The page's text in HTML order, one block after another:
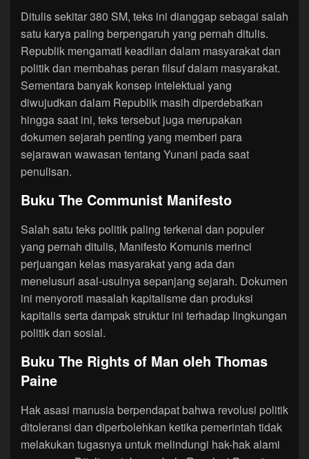
Ditulis sekitar 380 SM, teks ini dianggap sebagai salah
satu karya paling berpengaruh yang pernah ditulis.
Republik mengamati keadilan dalam masyarakat dan
politik dan membahas peran filsuf dalam masyarakat.
Sementara banyak konsep intelektual yang
diwujudkan dalam Republik masih diperdebatkan
hingga saat ini, teks tersebut juga merupakan
dokumen sejarah penting yang memberi para
sejarawan wawasan tentang Yunani pada saat
penulisan.
Buku The Communist Manifesto
Salah satu teks politik paling terkenal dan populer
yang pernah ditulis, Manifesto Komunis merinci
perjuangan kelas masyarakat yang ada dan
menelusuri asal-usulnya sepanjang sejarah. Dokumen
ini menyoroti masalah kapitalisme dan produksi
kapitalis serta dampak struktur ini terhadap lingkungan
politik dan sosial.
Buku The Rights of Man oleh Thomas
Paine
Hak asasi manusia berpendapat bahwa revolusi politik
ditoleransi dan diperbolehkan ketika pemerintah tidak
melakukan tugasnya untuk melindungi hak-hak alami